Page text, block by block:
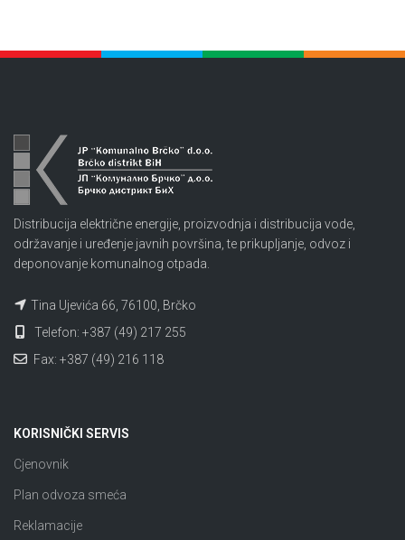
Distribucija električne energije, proizvodnja i distribucija vode,
održavanje i uređenje javnih površina, te prikupljanje, odvoz i
deponovanje komunalnog otpada.
Tina Ujevića 66, 76100, Brčko
Telefon: +387 (49) 217 255
Fax: +387 (49) 216 118
KORISNIČKI SERVIS
Cjenovnik
Plan odvoza smeća
Reklamacije